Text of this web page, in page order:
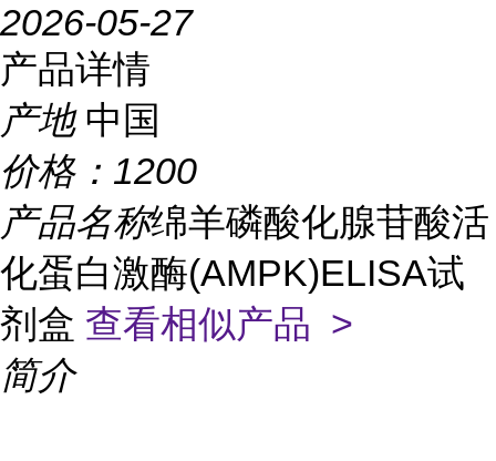
2026-05-27
产品详情
产地 中国
价格： 1200
产品名称绵羊磷酸化腺苷酸活
化蛋白激酶(AMPK)ELISA试
剂盒 查看相似产品 >
简介